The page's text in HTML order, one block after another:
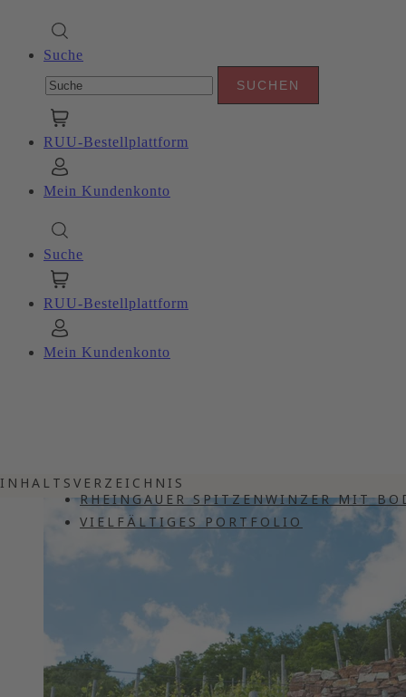
Suche
RUU-Bestellplattform
Mein Kundenkonto
Suche
RUU-Bestellplattform
Mein Kundenkonto
INHALTSVERZEICHNIS
RHEINGAUER SPITZENWINZER MIT
VIELFÄLTIGES PORTFOLIO